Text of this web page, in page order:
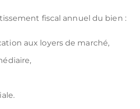
fiscal annuel du bien :
aux loyers de marché,